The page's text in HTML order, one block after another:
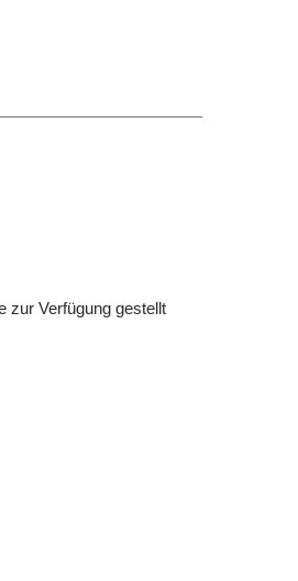
zur Verfügung gestellt